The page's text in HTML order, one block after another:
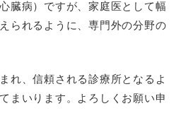
臓病）ですが、家庭医として幅
られるように、専門外の分野の
れ、信頼される診療所となるよ
まいります。よろしくお願い申